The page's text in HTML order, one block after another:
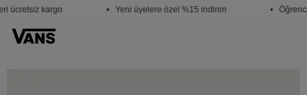
ücretsiz kargo • Yeni üyelere özel %15 indirim •